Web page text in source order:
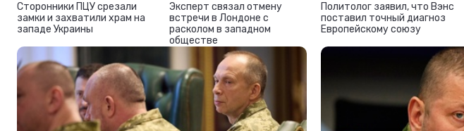
Сторонники ПЦУ срезали
замки и захватили храм на
западе Украины
Эксперт связал отмену
встречи в Лондоне с
расколом в западном
обществе
Политолог заявил, что Вэнс
поставил точный диагноз
Европейскому союзу